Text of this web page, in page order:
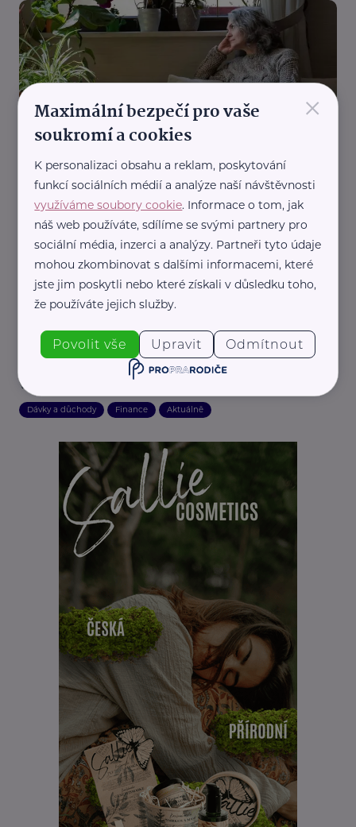
Česká správa sociálního zabezpečení
po výplatu
Dávky a důchody Poslední cesta
Česká správa sociálního zabezpečení
Prodloužení lhůty pro obnovení nároku na
vdovský/vdovecký důchod
Dávky a důchody Finance Aktuálně
×
Maximální bezpečí pro vaše
soukromí a cookies
K personalizaci obsahu a reklam, poskytování
funkcí sociálních médií a analýze naší návštěvnosti
využíváme soubory cookie. Informace o tom, jak
náš web používáte, sdílíme se svými partnery pro
sociální média, inzerci a analýzy. Partneři tyto údaje
mohou zkombinovat s dalšími informacemi, které
jste jim poskytli nebo které získali v důsledku toho,
že používáte jejich služby.
Povolit vše Upravit Odmítnout